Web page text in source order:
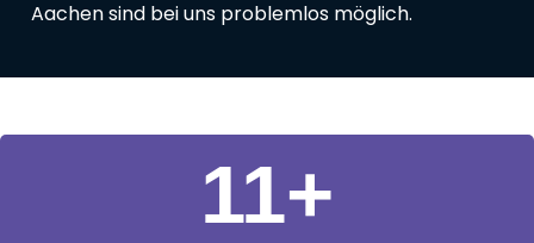
Aachen sind bei uns problemlos möglich.
11+